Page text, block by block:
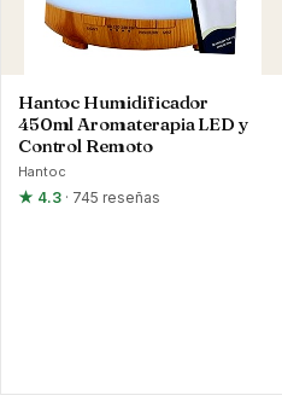
Hantoc Humidificador
450ml Aromaterapia LED y
Control Remoto
Hantoc
★ 4.3 · 745 reseñas